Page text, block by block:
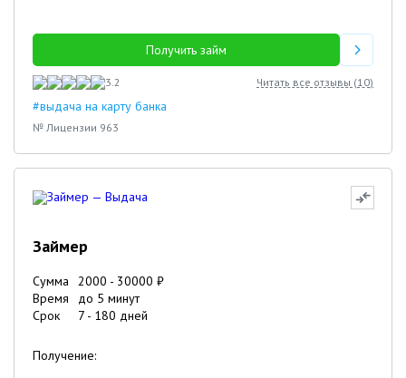
Получить займ
3.2 Читать все отзывы (10)
#выдача на карту банка
№ Лицензии 963
Займер
Сумма 2000 - 30000 ₽
Время
до 5 минут
Срок
7 - 180 дней
Получение: